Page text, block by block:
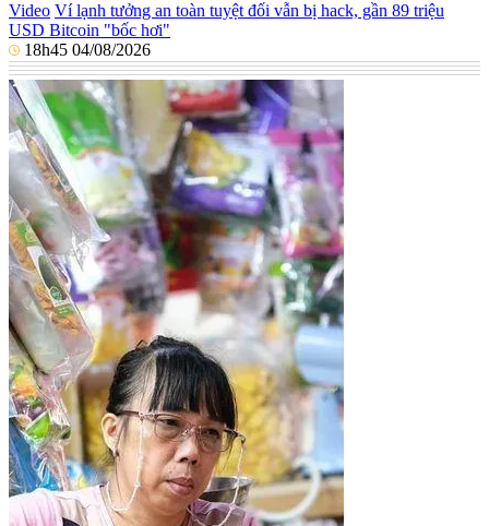
Video Ví lạnh tưởng an toàn tuyệt đối vẫn bị hack, gần 89 triệu
USD Bitcoin "bốc hơi"
18h45 04/08/2026